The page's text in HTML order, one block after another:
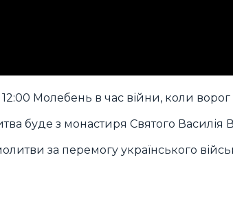
Молебень в час війни, коли
буде з монастиря Святого Василія
за перемогу українського